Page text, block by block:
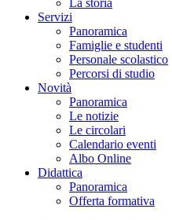
Servizi
Panoramica
Famiglie e studenti
Personale scolastico
Percorsi di studio
Novità
Panoramica
Le notizie
Le circolari
Calendario eventi
Albo Online
Didattica
Panoramica
Offerta formativa